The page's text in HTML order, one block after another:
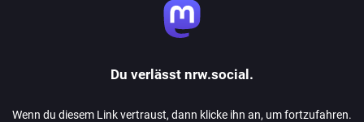
Du verlässt nrw.social.
Wenn du diesem Link vertraust, dann klicke ihn an, um fortzufahren.